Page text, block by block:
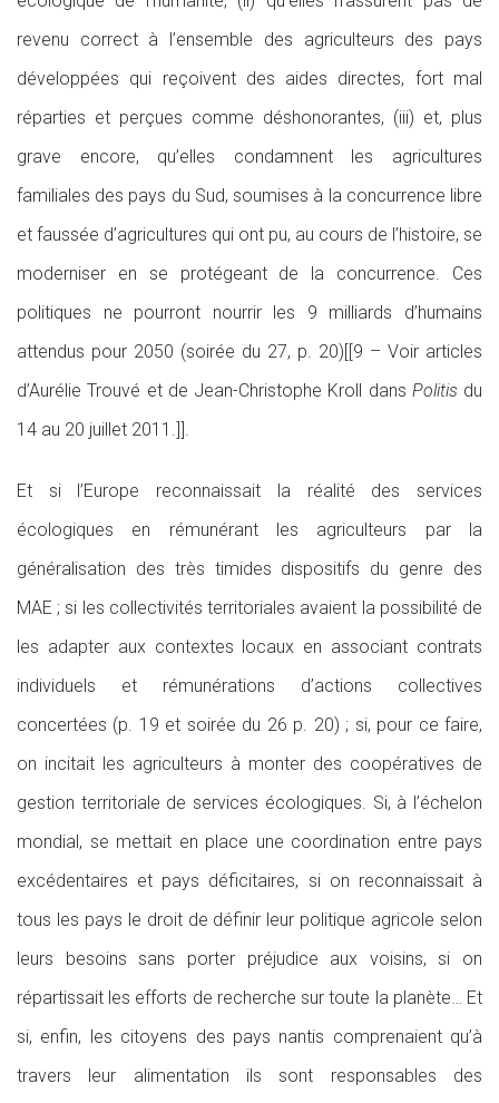
revenu correct à l’ensemble des agriculteurs des pays
développées qui reçoivent des aides directes, fort mal
réparties et perçues comme déshonorantes, (iii) et, plus
grave encore, qu’elles condamnent les agricultures
familiales des pays du Sud, soumises à la concurrence libre
et faussée d’agricultures qui ont pu, au cours de l’histoire, se
moderniser en se protégeant de la concurrence. Ces
politiques ne pourront nourrir les 9 milliards d’humains
attendus pour 2050 (soirée du 27, p. 20)[[9 – Voir articles
d’Aurélie Trouvé et de Jean-Christophe Kroll dans Politis du
14 au 20 juillet 2011.]].
Et si l’Europe reconnaissait la réalité des services
écologiques en rémunérant les agriculteurs par la
généralisation des très timides dispositifs du genre des
MAE ; si les collectivités territoriales avaient la possibilité de
les adapter aux contextes locaux en associant contrats
individuels et rémunérations d’actions collectives
concertées (p. 19 et soirée du 26 p. 20) ; si, pour ce faire,
on incitait les agriculteurs à monter des coopératives de
gestion territoriale de services écologiques. Si, à l’échelon
mondial, se mettait en place une coordination entre pays
excédentaires et pays déficitaires, si on reconnaissait à
tous les pays le droit de définir leur politique agricole selon
leurs besoins sans porter préjudice aux voisins, si on
répartissait les efforts de recherche sur toute la planète… Et
si, enfin, les citoyens des pays nantis comprenaient qu’à
travers leur alimentation ils sont responsables des